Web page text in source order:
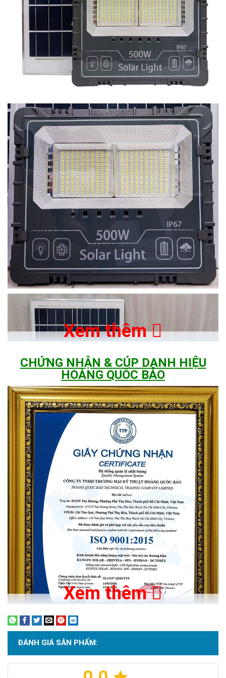
Thông số kỹ thuật:
Công suất: 500W
Kích thước đèn: 301*267*48mm
Tấm Pin: polysilicon 6V/22W - Kích thước: 450*350*17 mm
Pin: Lithium ion Lifepo4 - 3.2V / 18000mAh
Sử dụng 380 chip led SMD 5730 (3000k-6500K) - Tuổi thọ
Xem thêm
CHỨNG NHẬN & CÚP DANH HIỆU
HOÀNG QUỐC BẢO
Xem thêm
ĐÁNH GIÁ SẢN PHẨM: